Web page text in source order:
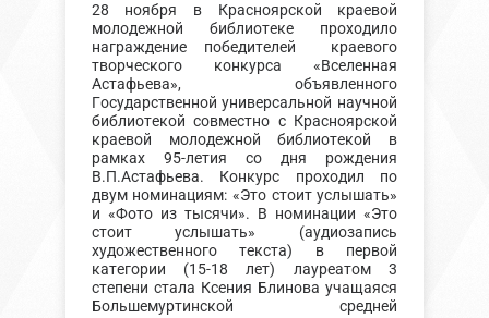
28 ноября в Красноярской краевой
молодежной библиотеке проходило
награждение победителей краевого
творческого конкурса «Вселенная
Астафьева», объявленного
Государственной универсальной научной
библиотекой совместно с Красноярской
краевой молодежной библиотекой в
рамках 95-летия со дня рождения
В.П.Астафьева. Конкурс проходил по
двум номинациям: «Это стоит услышать»
и «Фото из тысячи». В номинации «Это
стоит услышать» (аудиозапись
художественного текста) в первой
категории (15-18 лет) лауреатом 3
степени стала Ксения Блинова учащаяся
Большемуртинской средней